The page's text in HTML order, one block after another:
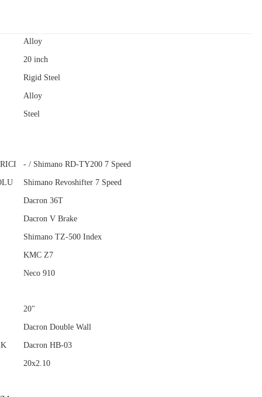
Alloy
20 inch
Rigid Steel
Alloy
Steel
- / Shimano RD-TY200 7 Speed
Shimano Revoshifter 7 Speed
Dacron 36T
Dacron V Brake
Shimano TZ-500 Index
KMC Z7
Neco 910
20"
Dacron Double Wall
Dacron HB-03
20x2.10